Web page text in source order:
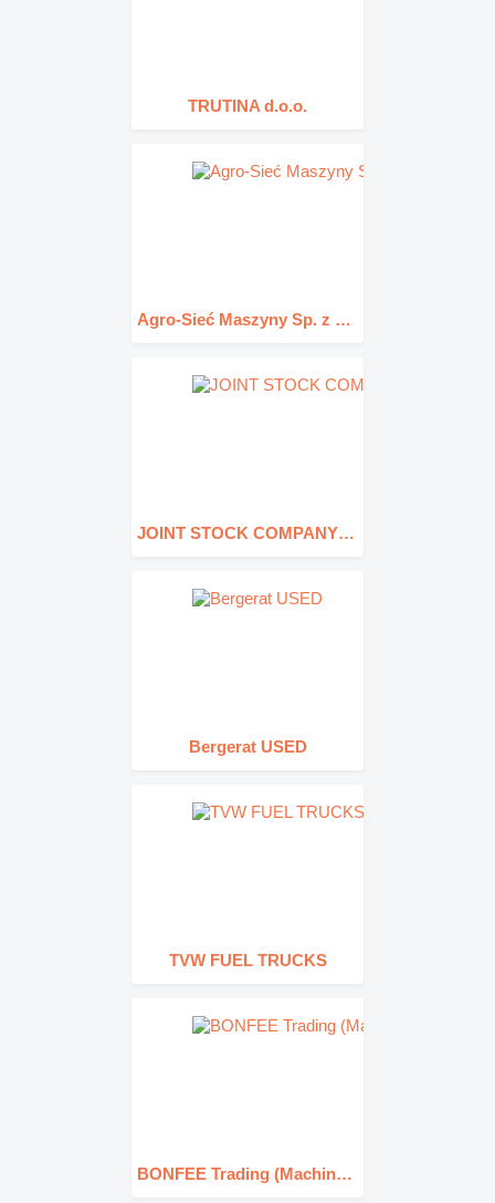
TRUTINA d.o.o.
Agro-Sieć Maszyny Sp. z o.o.
JOINT STOCK COMPANY KASLITA
Bergerat USED
TVW FUEL TRUCKS
BONFEE Trading (Machinery)